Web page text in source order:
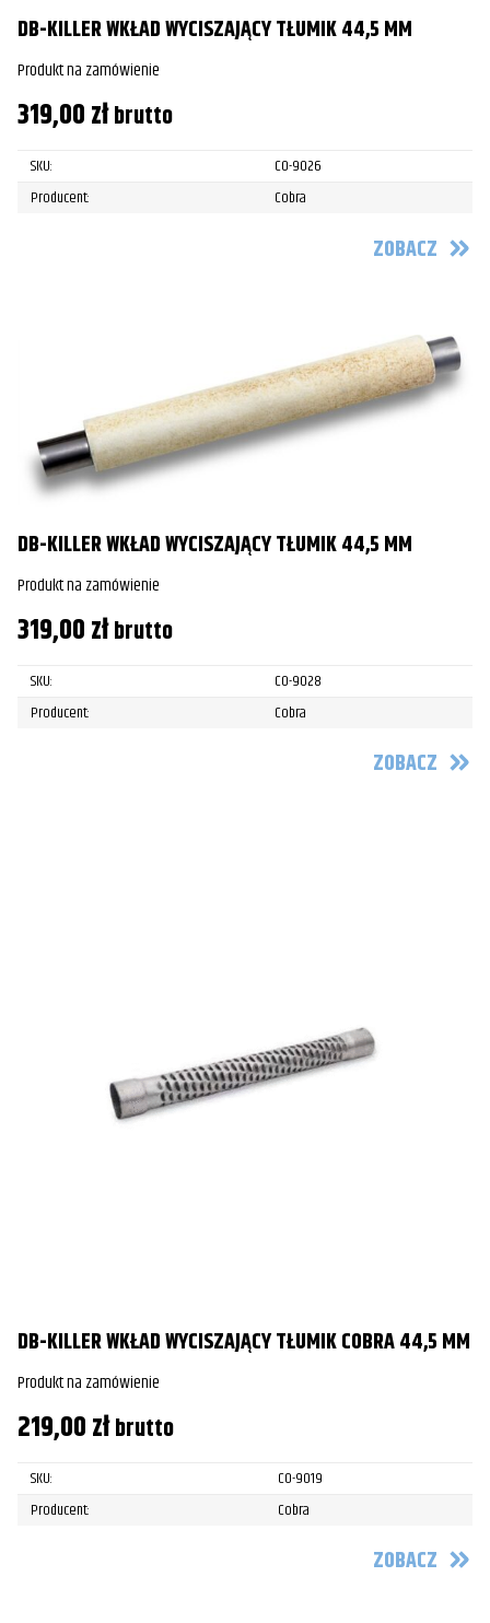
DB-KILLER WKŁAD WYCISZAJĄCY TŁUMIK 44,5 MM
Produkt na zamówienie
319,00złbrutto
SKU:
CO-9026
Producent:
Cobra
ZOBACZ
DB-KILLER WKŁAD WYCISZAJĄCY TŁUMIK 44,5 MM
Produkt na zamówienie
319,00złbrutto
SKU:
CO-9028
Producent:
Cobra
ZOBACZ
DB-KILLER WKŁAD WYCISZAJĄCY TŁUMIK COBRA 44,5 MM
Produkt na zamówienie
219,00złbrutto
SKU:
CO-9019
Producent:
Cobra
ZOBACZ